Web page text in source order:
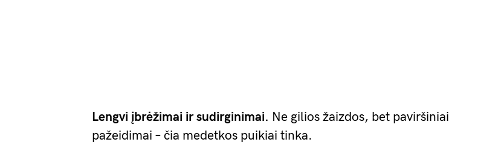
Lengvi įbrėžimai ir sudirginimai. Ne gilios žaizdos, bet paviršiniai
pažeidimai – čia medetkos puikiai tinka.